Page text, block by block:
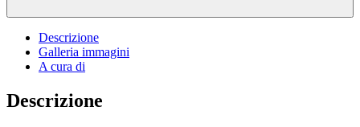
Descrizione
Galleria immagini
A cura di
Descrizione